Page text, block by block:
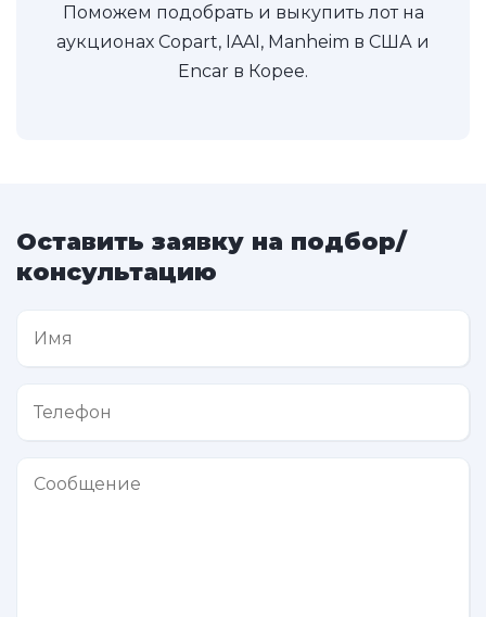
Поможем подобрать и выкупить лот на
аукционах Copart, IAAI, Manheim в США и
Encar в Корее.
Оставить заявку на подбор/
консультацию